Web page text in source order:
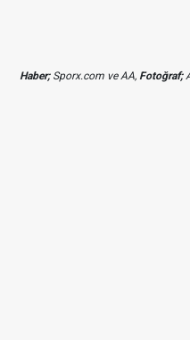
Haber;Sporx.com ve AA, Fotoğraf;